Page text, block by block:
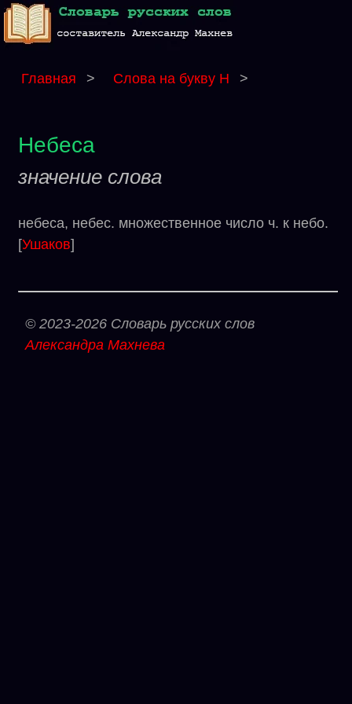
Главная > Слова на букву Н >
Небеса
значение слова
небеса, небес. множественное число ч. к небо.
[Ушаков]
© 2023-2026 Словарь русских слов
Александра Махнева